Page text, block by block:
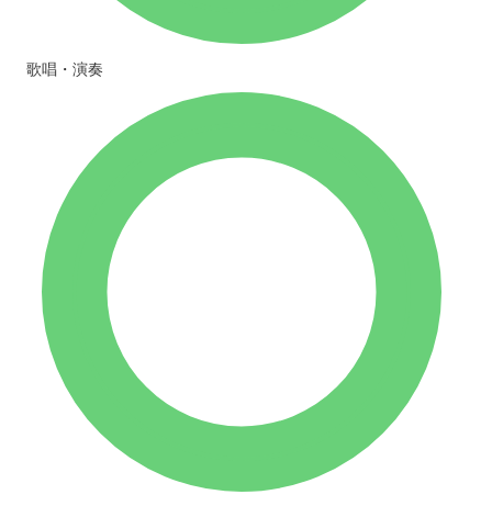
歌唱・演奏